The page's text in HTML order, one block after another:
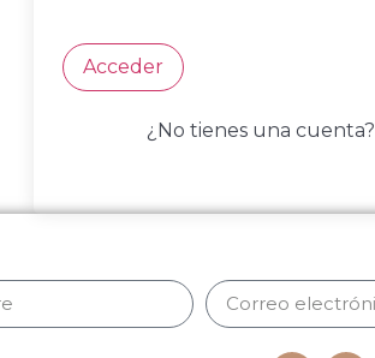
Acceder
¿No tienes una cuenta?